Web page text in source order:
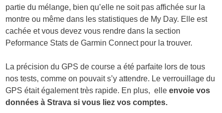
partie du mélange, bien qu’elle ne soit pas affichée sur la
montre ou même dans les statistiques de My Day. Elle est
cachée et vous devez vous rendre dans la section
Peformance Stats de Garmin Connect pour la trouver.
La précision du GPS de course a été parfaite lors de tous
nos tests, comme on pouvait s’y attendre. Le verrouillage du
GPS était également très rapide. En plus, elleenvoie vos
données à Strava si vous liez vos comptes.